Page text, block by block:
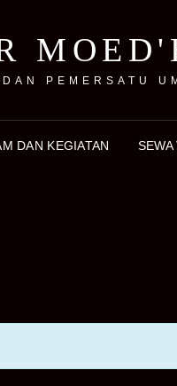
PEMERSATU
DAN KEGIATAN SEWA